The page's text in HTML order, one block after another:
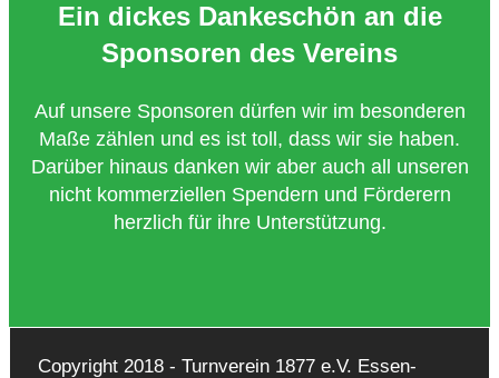
Ein dickes Dankeschön an die
Sponsoren des Vereins
Auf unsere Sponsoren dürfen wir im besonderen
Maße zählen und es ist toll, dass wir sie haben.
Darüber hinaus danken wir aber auch all unseren
nicht kommerziellen Spendern und Förderern
herzlich für ihre Unterstützung.
Copyright 2018 - Turnverein 1877 e.V. Essen-